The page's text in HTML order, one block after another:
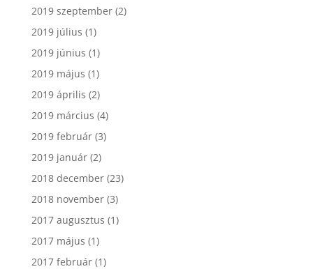
2019 szeptember(2)
2019 július (1)
2019 június (1)
2019 május (1)
2019 április (2)
2019 március (4)
2019 február(3)
2019 január(2)
2018 december(23)
2018 november(3)
2017 augusztus (1)
2017 május (1)
2017 február(1)